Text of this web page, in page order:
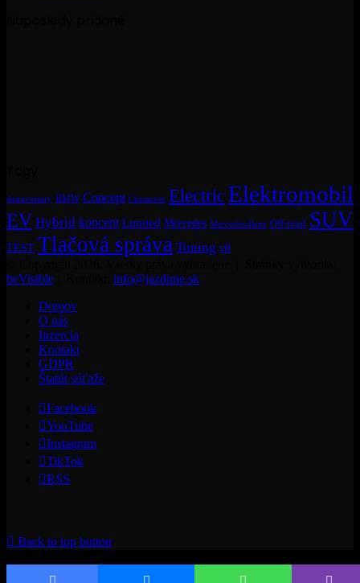
Anniversary BMW Concept Crossover ElectricElektromobil
EV Hybrid koncept Limited Mercedes Mercedes-Benz Off-road SUV
TEST Tlačová správa Tuning v8
beVisible
info@jazdime.sk
Domov
O nás
Inzercia
Kontakt
GDPR
Štatút súťaže
Facebook
YouTube
Instagram
TikTok
RSS
Back to top button